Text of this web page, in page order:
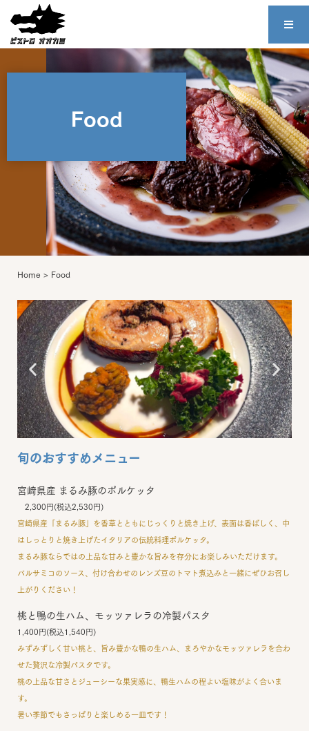
Food
Home > Food
旬のおすすめメニュー
宮崎県産 まるみ豚のポルケッタ
2,300円(税込2,530円)
宮崎県産「まるみ豚」を香草とともにじっくりと焼き上げ、表面は香ばしく、中
はしっとりと焼き上げたイタリアの伝統料理ポルケッタ。
まるみ豚ならではの上品な甘みと豊かな旨みを存分にお楽しみいただけます。
バルサミコのソース、付け合わせのレンズ豆のトマト煮込みと一緒にぜひお召し
上がりください！
桃と鴨の生ハム、モッツァレラの冷製パスタ
1,400円(税込1,540円)
みずみずしく甘い桃と、旨み豊かな鴨の生ハム、まろやかなモッツァレラを合わ
せた贅沢な冷製パスタです。
桃の上品な甘さとジューシーな果実感に、鴨生ハムの程よい塩味がよく合いま
す。
暑い季節でもさっぱりと楽しめる一皿です！